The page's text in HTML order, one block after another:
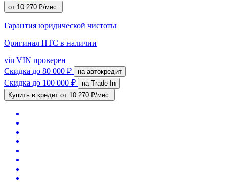
от 10 270 ₽/мес.
Гарантия юридической чистоты
Оригинал ПТС в наличии
vin VIN проверен
Скидка до 80 000 ₽ на автокредит
Скидка до 100 000 ₽
на Trade-In
Купить в кредит от 10 270 ₽/мес.